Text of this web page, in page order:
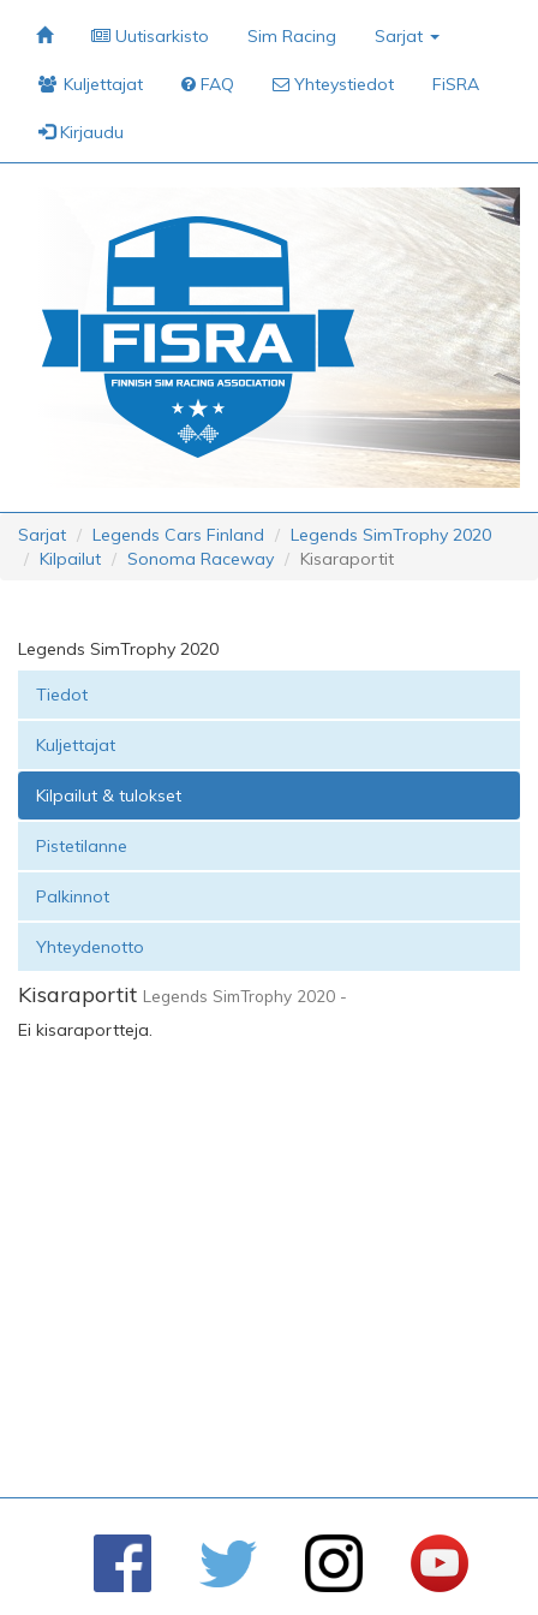
Uutisarkisto Sim Racing Sarjat
Kuljettajat FAQ Yhteystiedot FiSRA
Kirjaudu
Sarjat Legends Cars Finland
Legends SimTrophy 2020
Kilpailut
Sonoma Raceway Kisaraportit
Legends SimTrophy 2020
Tiedot
Kuljettajat
Kilpailut & tulokset
Pistetilanne
Palkinnot
Yhteydenotto
Kisaraportit Legends SimTrophy 2020 -
Ei kisaraportteja.